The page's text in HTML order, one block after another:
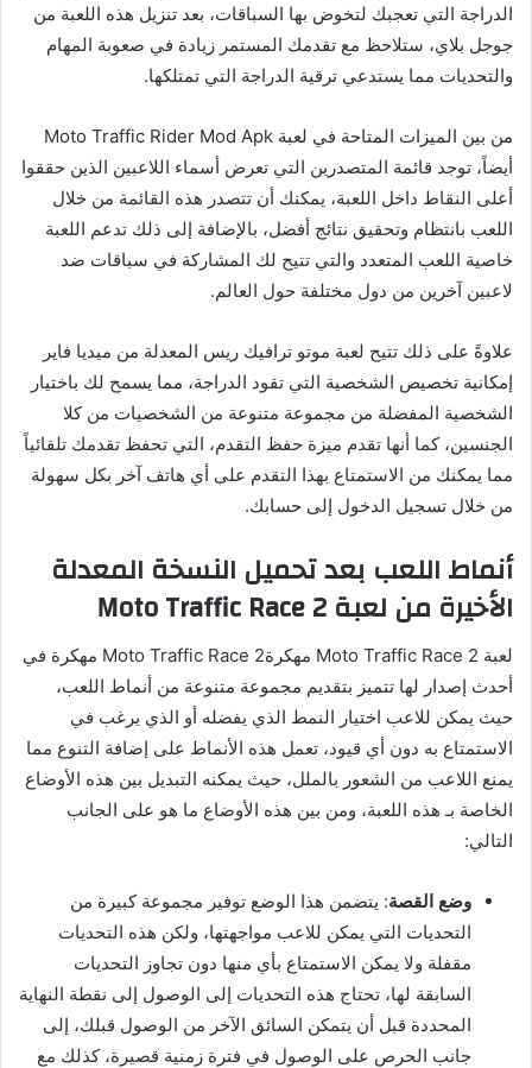
الدراجة التي تعجبك لتخوض بها السباقات، بعد تنزيل هذه اللعبة من
جوجل بلاي، ستلاحظ مع تقدمك المستمر زيادة في صعوبة المهام
والتحديات مما يستدعي ترقية الدراجة التي تمتلكها.
من بين الميزات المتاحة في لعبة Moto Traffic Rider Mod Apk
أيضاً، توجد قائمة المتصدرين التي تعرض أسماء اللاعبين الذين حققوا
أعلى النقاط داخل اللعبة، يمكنك أن تتصدر هذه القائمة من خلال
اللعب بانتظام وتحقيق نتائج أفضل، بالإضافة إلى ذلك تدعم اللعبة
خاصية اللعب المتعدد والتي تتيح لك المشاركة في سباقات ضد
لاعبين آخرين من دول مختلفة حول العالم.
علاوةً على ذلك تتيح لعبة موتو ترافيك ريس المعدلة من ميديا فاير
إمكانية تخصيص الشخصية التي تقود الدراجة، مما يسمح لك باختيار
الشخصية المفضلة من مجموعة متنوعة من الشخصيات من كلا
الجنسين، كما أنها تقدم ميزة حفظ التقدم، التي تحفظ تقدمك تلقائياً
مما يمكنك من الاستمتاع بهذا التقدم على أي هاتف آخر بكل سهولة
من خلال تسجيل الدخول إلى حسابك.
أنماط اللعب بعد تحميل النسخة المعدلة
الأخيرة من لعبة Moto Traffic Race 2
لعبة Moto Traffic Race 2 مهكرةMoto Traffic Race 2 مهكرة في
أحدث إصدار لها تتميز بتقديم مجموعة متنوعة من أنماط اللعب،
حيث يمكن للاعب اختيار النمط الذي يفضله أو الذي يرغب في
الاستمتاع به دون أي قيود، تعمل هذه الأنماط على إضافة التنوع مما
يمنع اللاعب من الشعور بالملل، حيث يمكنه التبديل بين هذه الأوضاع
الخاصة بـ هذه اللعبة، ومن بين هذه الأوضاع ما هو على الجانب
التالي:
وضع القصة: يتضمن هذا الوضع توفير مجموعة كبيرة من
التحديات التي يمكن للاعب مواجهتها، ولكن هذه التحديات
مقفلة ولا يمكن الاستمتاع بأي منها دون تجاوز التحديات
السابقة لها، تحتاج هذه التحديات إلى الوصول إلى نقطة النهاية
المحددة قبل أن يتمكن السائق الآخر من الوصول قبلك، إلى
جانب الحرص على الوصول في فترة زمنية قصيرة، كذلك مع